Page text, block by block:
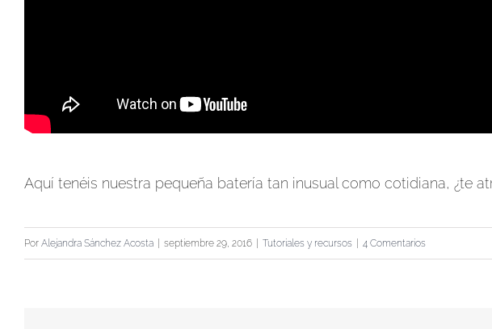
Aquí tenéis nuestra pequeña batería tan inusual como cotidiana, ¿te
Por Alejandra Sánchez Acosta septiembre 29, 2016 Tutoriales y recursos 4 Comentarios